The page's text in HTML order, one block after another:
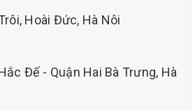
Hoài Đức, Hà Nôi
Đế - Quận Hai Bà Trưng, Hà